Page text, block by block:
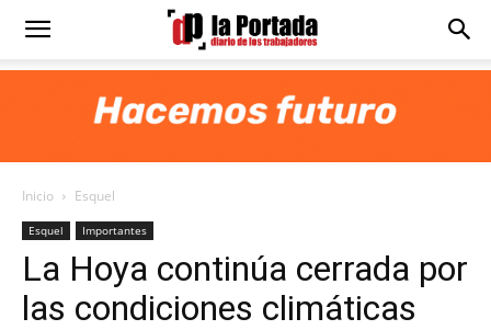
Diario
Portada
Inicio Esquel
Esquel Importantes
La Hoya continúa cerrada por
las condiciones climáticas